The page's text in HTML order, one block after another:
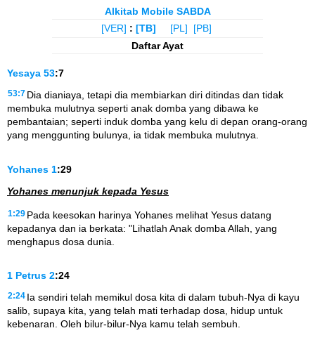
Alkitab Mobile SABDA
[VER] : [TB] [PL]
[PB]
Daftar Ayat
Yesaya 53:7
53:7 Dia dianiaya, tetapi dia membiarkan diri ditindas dan tidak
membuka mulutnya seperti anak domba yang dibawa ke
pembantaian; seperti induk domba yang kelu di depan orang-orang
yang menggunting bulunya, ia tidak membuka mulutnya.
Yohanes 1:29
Yohanes menunjuk kepada Yesus
1:29 Pada keesokan harinya Yohanes melihat Yesus datang
kepadanya dan ia berkata: "Lihatlah Anak domba Allah, yang
menghapus dosa dunia.
1 Petrus 2:24
2:24 Ia sendiri telah memikul dosa kita di dalam tubuh-Nya di kayu
salib, supaya kita, yang telah mati terhadap dosa, hidup untuk
kebenaran. Oleh bilur-bilur-Nya kamu telah sembuh.